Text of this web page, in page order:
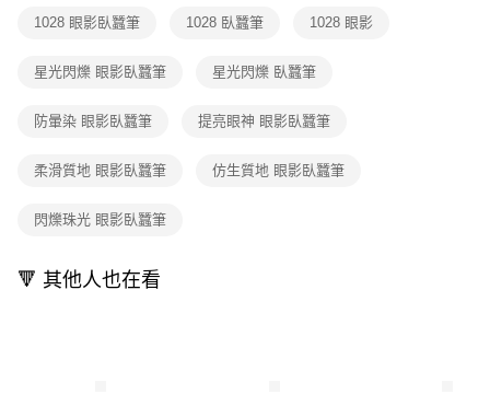
ATM／網路銀行／等多元方式進行付款，方視為交易完成。
後付繳納相關費用。
是否繳費成功／繳費後需取消欲退款等相關疑問，請聯繫「AFTEE先享後付
【注意事項】
易，需依本服務之必要範圍內提供個人資料，並將交易相關給付款項請求債
https://aftee.tw/terms/#terms3
7-11取貨付款
每筆NT$80，滿NT$599(含以上)免運費
宅配
1028 眼影臥蠶筆 1028 臥蠶筆 1028 眼影
星光閃爍 眼影臥蠶筆 星光閃爍 臥蠶筆
防暈染 眼影臥蠶筆 提亮眼神 眼影臥蠶筆
柔滑質地 眼影臥蠶筆 仿生質地 眼影臥蠶筆
閃爍珠光 眼影臥蠶筆
🔻 其他人也在看